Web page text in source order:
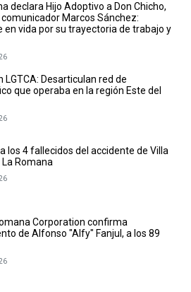
declara Hijo Adoptivo a Don Chicho,
Marcos Sánchez:
en vida por su trayectoria de trabajo y
LGTCA: Desarticulan red de
que operaba en la región Este del
los 4 fallecidos del accidente de Villa
Romana
Corporation confirma
de Alfonso "Alfy" Fanjul, a los 89